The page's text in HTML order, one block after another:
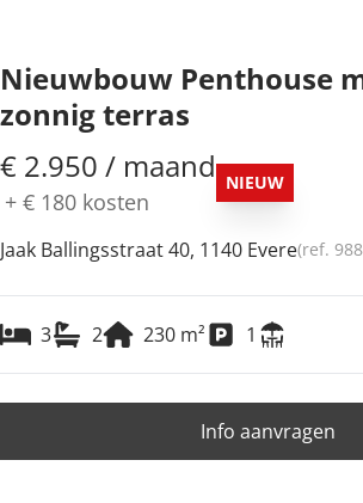
Nieuwbouw Penthouse
zonnig terras
€ 2.950 / maand
+ € 180 kosten
NIEUW
Jaak Ballingsstraat 40, 1140 Evere(ref.
3 2 230 m² 1
Info aanvragen